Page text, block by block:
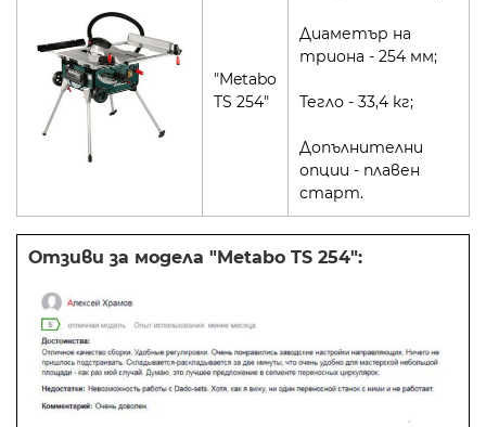
"Metabo
TS 254"
Диаметър на
триона - 254 мм;
Тегло - 33,4 кг;
Допълнителни
опции - плавен
старт.
Отзиви за модела "Metabo TS 254":